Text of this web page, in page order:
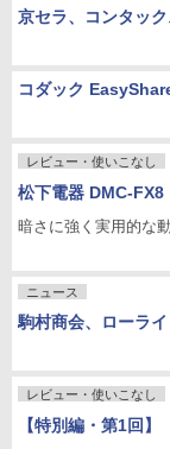
京セラ、コンタッ
コダック
レビュー・使いこなし
松下電器 DMC-FX8
暗さに強く実用的な
ニュース
駒村商会、ローラ
レビュー・使いこなし
【特別編・第1回】